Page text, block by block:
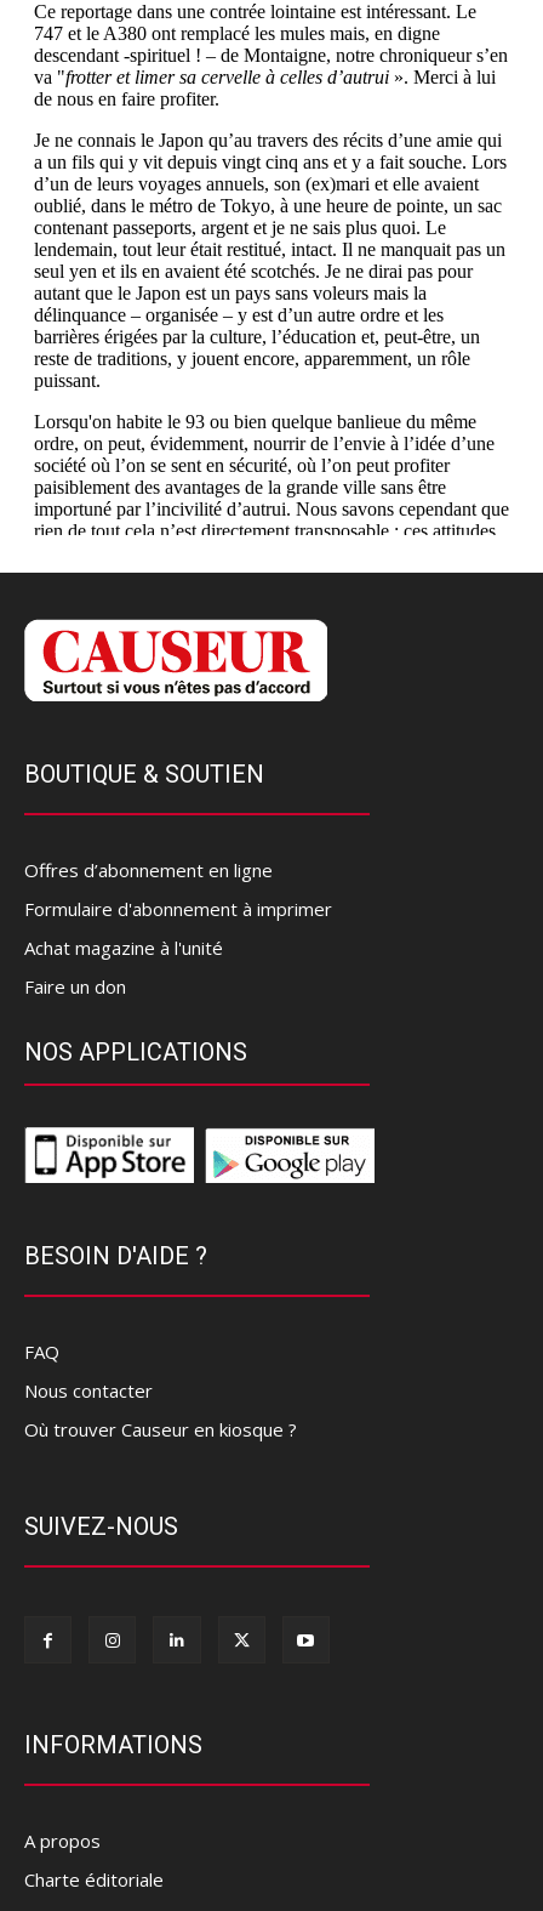
BOUTIQUE & SOUTIEN
Offres d’abonnement en ligne
Formulaire d'abonnement à imprimer
Achat magazine à l'unité
Faire un don
NOS APPLICATIONS
BESOIN D'AIDE ?
FAQ
Nous contacter
Où trouver Causeur en kiosque ?
SUIVEZ-NOUS
INFORMATIONS
A propos
Charte éditoriale